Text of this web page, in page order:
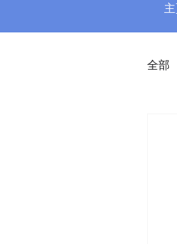
全部